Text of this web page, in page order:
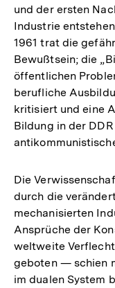
und der ersten
Industrie
1961 trat die
Bewußtsein; die
öffentlichen
berufliche
kritisiert und eine
Bildung in der
Die
durch die
mechanisierten
Ansprüche der
weltweite
geboten — schien
im dualen System